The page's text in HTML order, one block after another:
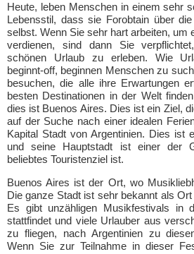
Heute, leben Menschen in einem sehr
Lebensstil, dass sie Forobtain über
selbst. Wenn Sie sehr hart arbeiten, um
verdienen, sind dann Sie
schönen Urlaub zu erleben. Wie
beginnt-off, beginnen Menschen zu
besuchen, die alle ihre Erwartungen
besten Destinationen in der Welt
dies ist Buenos Aires. Dies ist ein Ziel,
auf der Suche nach einer idealen
Kapital Stadt von Argentinien. Dies ist
und seine Hauptstadt ist einer der
beliebtes Touristenziel ist.
Buenos Aires ist der Ort, wo
Die ganze Stadt ist sehr bekannt als
Es gibt unzähligen Musikfestivals in
stattfindet und viele Urlauber aus
zu fliegen, nach Argentinien zu
Wenn Sie zur Teilnahme in dieser